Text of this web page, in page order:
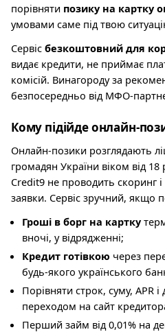
порівняти позику на картку
умовами саме під твою
Сервіс безкоштовний для
видає кредити, не приймає
комісій. Винагороду за
безпосередньо від МФО-
Кому підійде онлайн-
Онлайн-позики розглядають
громадян України віком від
Credit9 не проводить скоринг
заявки. Сервіс зручний, якщо
Гроші в борг на картку
вночі, у відрядженні;
Кредит готівкою через
будь-якого українського
Порівняти строк, суму, APR
переходом на сайт
Перший займ від 0,01% на